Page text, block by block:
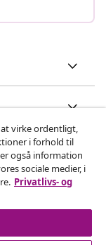
virke ordentligt,
i forhold til
også information
sociale medier, i
Privatlivs- og